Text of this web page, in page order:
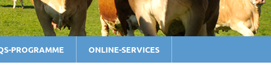
PROGRAMME ONLINE-SERVICES